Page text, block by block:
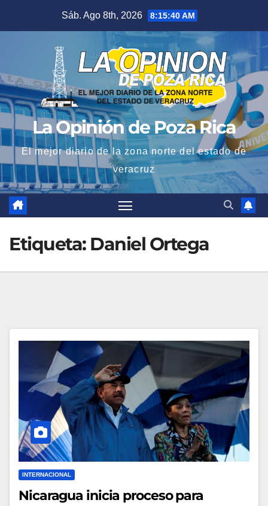
Sáb. Ago 8th, 2026 8:15:41 AM
La Opinión de Poza Rica
El mejor diario de la zona norte del estado de
veracruz
Etiqueta: Daniel Ortega
INTERNACIONAL
Nicaragua inicia proceso para